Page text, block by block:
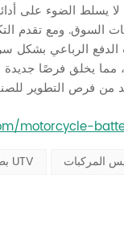
السوق. ومع تقدم
مما يخلق فرصًا
motorcycle-
بطارية دراجة نارية UTV
المركبات